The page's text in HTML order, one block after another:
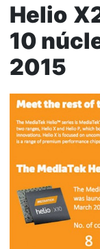
Helio
10
2015